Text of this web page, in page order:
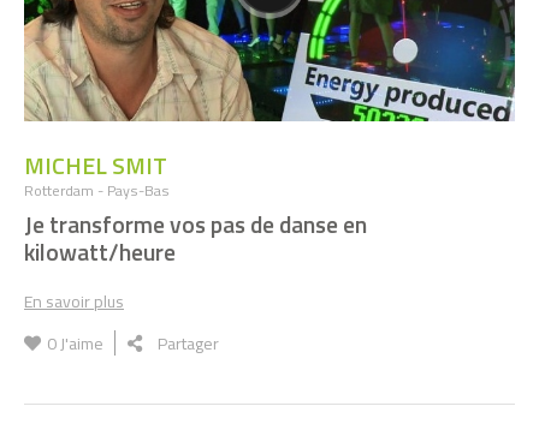
MICHEL SMIT
Rotterdam - Pays-Bas
Je transforme vos pas de danse en
kilowatt/heure
En savoir plus
0J'aime Partager